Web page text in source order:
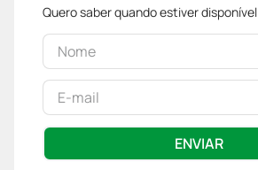
Quero saber quando estiver disponível
ENVIAR